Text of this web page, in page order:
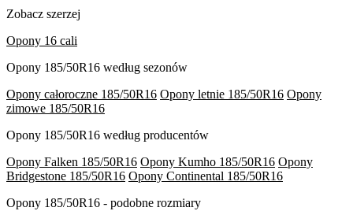
Zobacz szerzej
Opony 16 cali
Opony 185/50R16 według sezonów
Opony całoroczne 185/50R16 Opony letnie 185/50R16 Opony
zimowe 185/50R16
Opony 185/50R16 według producentów
Opony Falken 185/50R16 Opony Kumho 185/50R16 Opony
Bridgestone 185/50R16 Opony Continental 185/50R16
Opony 185/50R16 - podobne rozmiary